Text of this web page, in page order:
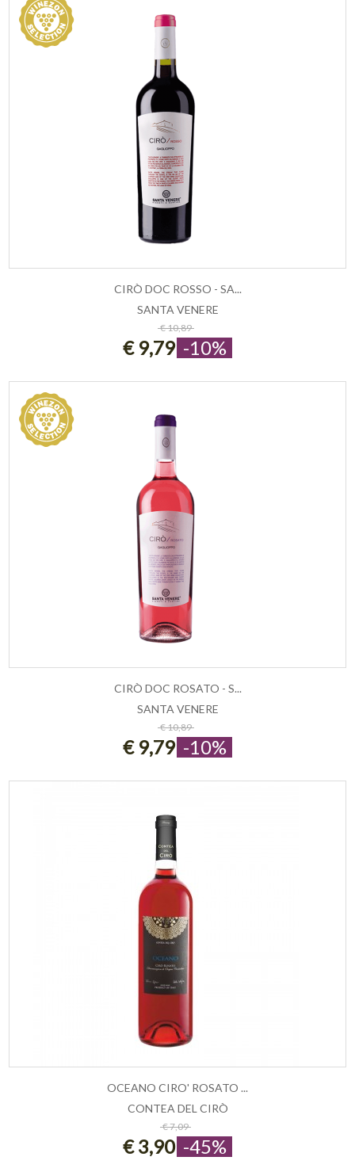
ESAURITO
CIRÒ DOC ROSSO - SA...
SANTA VENERE
€ 10,89
€ 9,79 -10%
ESAURITO
CIRÒ DOC ROSATO - S...
SANTA VENERE
€ 10,89
€ 9,79 -10%
ESAURITO
OCEANO CIRO' ROSATO ...
CONTEA DEL CIRÒ
€ 7,09
€ 3,90 -45%